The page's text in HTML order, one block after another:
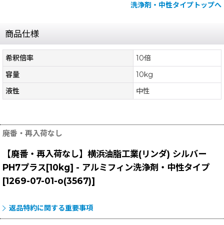
洗浄剤・中性タイプトップへ
商品仕様
希釈倍率
10倍
容量
10kg
液性
中性
廃番・再入荷なし
【廃番・再入荷なし】横浜油脂工業(リンダ) シルバー
PH7プラス[10kg] - アルミフィン洗浄剤・中性タイプ
[1269-07-01-o(3567)]
返品特約に関する重要事項